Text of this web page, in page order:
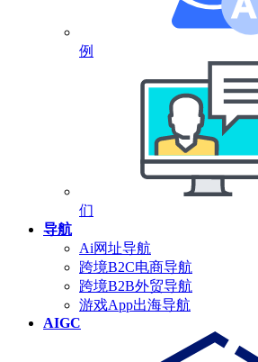
例
们
导航
Ai网址导航
跨境B2C电商导航
跨境B2B外贸导航
游戏App出海导航
AIGC